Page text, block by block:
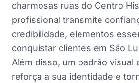
charmosas ruas do Centro
profissional transmite
credibilidade, elementos
conquistar clientes em São
Além disso, um padrão visual
reforça a sua identidade e